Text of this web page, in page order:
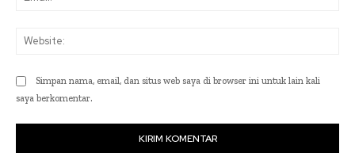
Simpan nama, email, dan situs web saya di browser ini untuk lain kali
saya berkomentar.